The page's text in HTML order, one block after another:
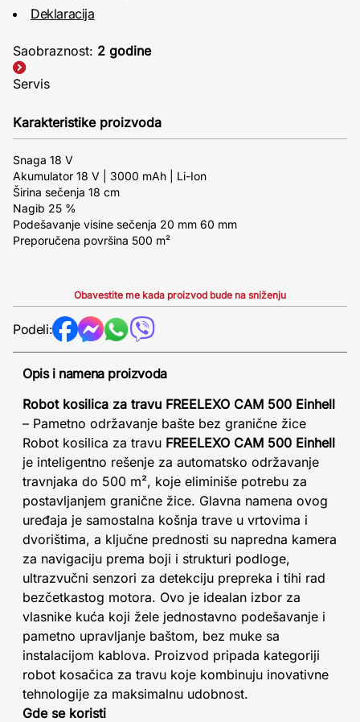
Deklaracija
Saobraznost: 2 godine
Servis
Karakteristike proizvoda
Snaga 18 V
Akumulator 18 V | 3000 mAh | Li-Ion
Širina sečenja 18 cm
Nagib 25 %
Podešavanje visine sečenja 20 mm 60 mm
Preporučena površina 500 m²
Obavestite me kada proizvod bude na sniženju
Podeli:
Opis i namena proizvoda
Robot kosilica za travu FREELEXO CAM 500 Einhell
– Pametno održavanje bašte bez granične žice
Robot kosilica za travu FREELEXO CAM 500 Einhell
je inteligentno rešenje za automatsko održavanje
travnjaka do 500 m², koje eliminiše potrebu za
postavljanjem granične žice. Glavna namena ovog
uređaja je samostalna košnja trave u vrtovima i
dvorištima, a ključne prednosti su napredna kamera
za navigaciju prema boji i strukturi podloge,
ultrazvučni senzori za detekciju prepreka i tihi rad
bezčetkastog motora. Ovo je idealan izbor za
vlasnike kuća koji žele jednostavno podešavanje i
pametno upravljanje baštom, bez muke sa
instalacijom kablova. Proizvod pripada kategoriji
robot kosačica za travu koje kombinuju inovativne
tehnologije za maksimalnu udobnost.
Gde se koristi